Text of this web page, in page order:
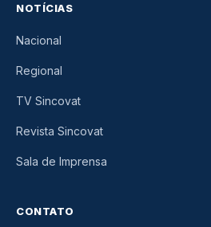
NOTÍCIAS
Nacional
Regional
TV Sincovat
Revista Sincovat
Sala de Imprensa
CONTATO